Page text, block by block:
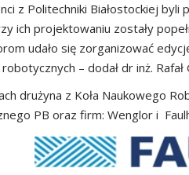
z Politechniki Białostockiej byli
projektowaniu zostały
udało się zorganizować
– dodał dr inż.
drużyna z Koła Naukowego
PB oraz firm: Wenglor i